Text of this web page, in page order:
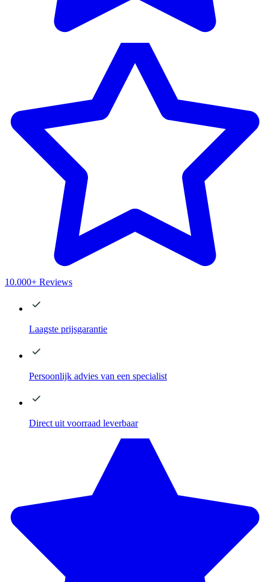
10.000+ Reviews
Laagste prijsgarantie
Persoonlijk advies van een specialist
Direct uit voorraad leverbaar